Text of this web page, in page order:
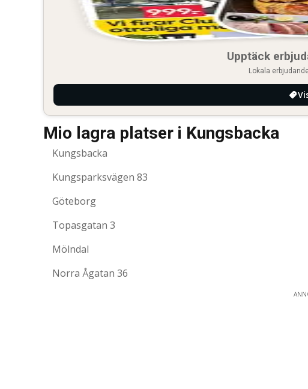
Upptäck
Lokala
Mio lagra platser i Kungsbacka
Kungsbacka
Kungsparksvägen 83
Göteborg
Topasgatan 3
Mölndal
Norra Ågatan 36